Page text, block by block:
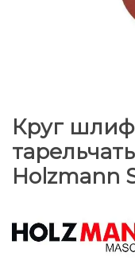
Круг
Holzmann